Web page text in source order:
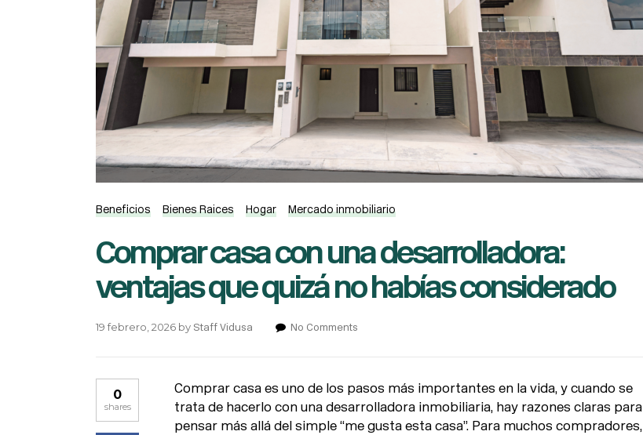
Beneficios Bienes Raices Hogar Mercado inmobiliario
Comprar casa con una desarrolladora:
ventajas que quizá no habías considerado
19 febrero, 2026 by Staff Vidusa No Comments
Comprar casa es uno de los pasos más importantes en la vida, y cuando se
trata de hacerlo con una desarrolladora inmobiliaria, hay razones claras para
pensar más allá del simple “me gusta esta casa”. Para muchos compradores,
0
shares